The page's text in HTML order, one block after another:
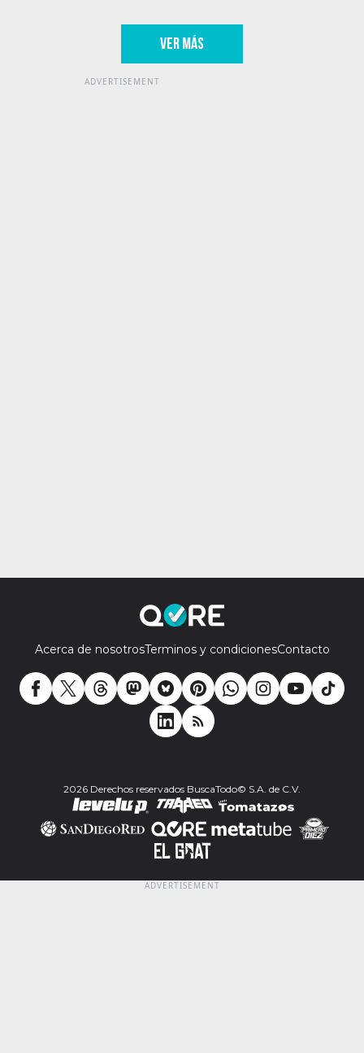
VER MÁS
Acerca de nosotrosTerminos y condicionesContacto
2026 Derechos reservados BuscaTodo© S.A. de C.V.